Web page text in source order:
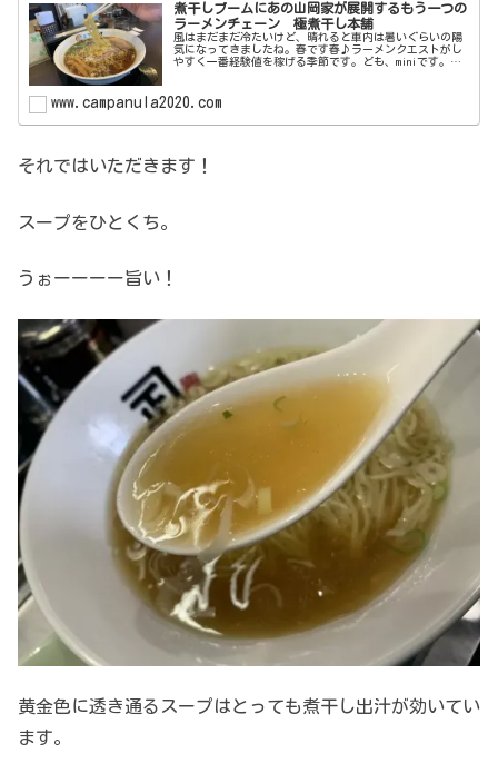
煮干しブームにあの山岡家が展開するもう一つの
ラーメンチェーン 極煮干し本舗
風はまだまだ冷たいけど、晴れると車内は暑いぐらいの陽
気になってきましたね。春です春♪ラーメンクエストがし
やすく一番経験値を稼げる季節です。ども、miniです。さ
www.campanula2020.com
それではいただきます！
スープをひとくち。
うぉーーーー旨い！
黄金色に透き通るスープはとっても煮干し出汁が効いてい
ます。